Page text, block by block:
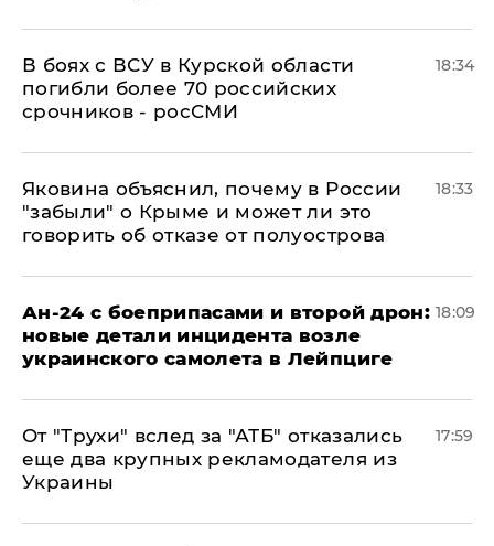
В боях с ВСУ в Курской области
погибли более 70 российских
срочников - росСМИ
18:34
Яковина объяснил, почему в России
"забыли" о Крыме и может ли это
говорить об отказе от полуострова
18:33
Ан-24 с боеприпасами и второй дрон:
новые детали инцидента возле
украинского самолета в Лейпциге
18:09
От "Трухи" вслед за "АТБ" отказались
еще два крупных рекламодателя из
Украины
17:59